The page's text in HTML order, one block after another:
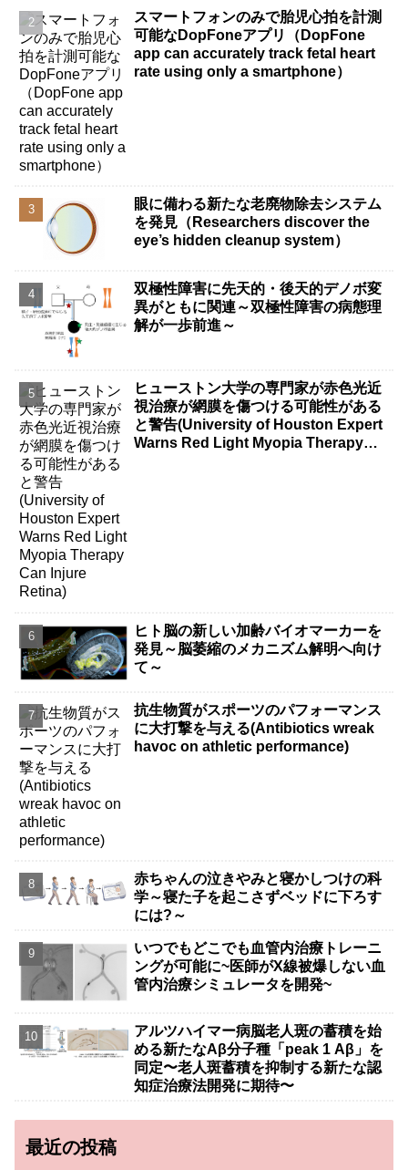
スマートフォンのみで胎児心拍を計測
可能なDopFoneアプリ（DopFone
app can accurately track fetal heart
rate using only a smartphone）
眼に備わる新たな老廃物除去システム
を発見（Researchers discover the
eye’s hidden cleanup system）
双極性障害に先天的・後天的デノボ変
異がともに関連～双極性障害の病態理
解が一歩前進～
ヒューストン大学の専門家が赤色光近
視治療が網膜を傷つける可能性がある
と警告(University of Houston Expert
Warns Red Light Myopia Therapy
ヒト脳の新しい加齢バイオマーカーを
発見～脳萎縮のメカニズム解明へ向け
て～
抗生物質がスポーツのパフォーマンス
に大打撃を与える(Antibiotics wreak
havoc on athletic performance)
赤ちゃんの泣きやみと寝かしつけの科
学～寝た子を起こさずベッドに下ろす
には?～
いつでもどこでも血管内治療トレーニ
ングが可能に~医師がX線被爆しない血
管内治療シミュレータを開発~
アルツハイマー病脳老人斑の蓄積を始
める新たなAβ分子種「peak 1 Aβ」を
同定〜老人斑蓄積を抑制する新たな認
知症治療法開発に期待〜
最近の投稿